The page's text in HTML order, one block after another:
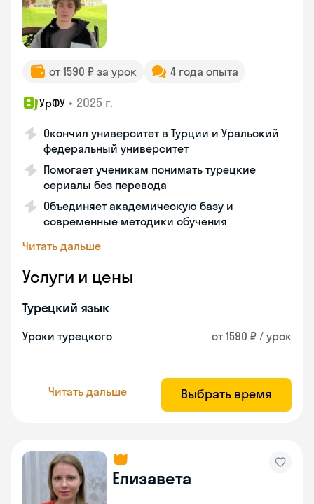
от 1590 ₽ за урок 4 года опыта
УрФУ • 2025 г.
Окончил университет в Турции и Уральский
федеральный университет
Помогает ученикам понимать турецкие
сериалы без перевода
Объединяет академическую базу и
современные методики обучения
Читать дальше
Услуги и цены
Турецкий язык
Уроки турецкого от 1590 ₽ / урок
Читать дальше Выбрать время
Елизавета